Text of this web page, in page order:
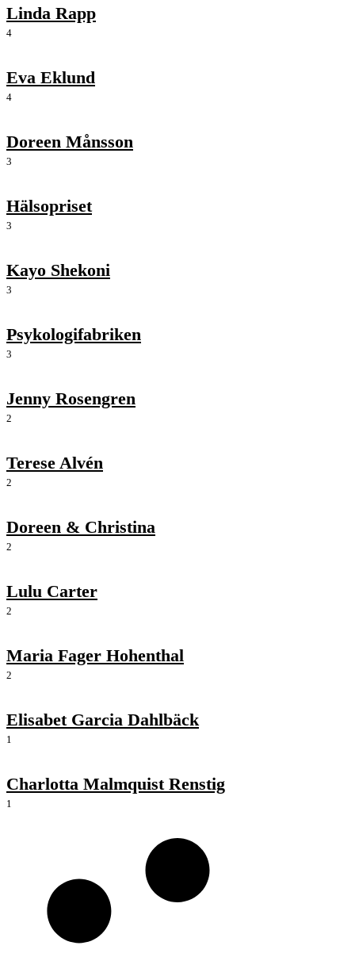
Linda Rapp
4
Eva Eklund
4
Doreen Månsson
3
Hälsopriset
3
Kayo Shekoni
3
Psykologifabriken
3
Jenny Rosengren
2
Terese Alvén
2
Doreen & Christina
2
Lulu Carter
2
Maria Fager Hohenthal
2
Elisabet Garcia Dahlbäck
1
Charlotta Malmquist Renstig
1